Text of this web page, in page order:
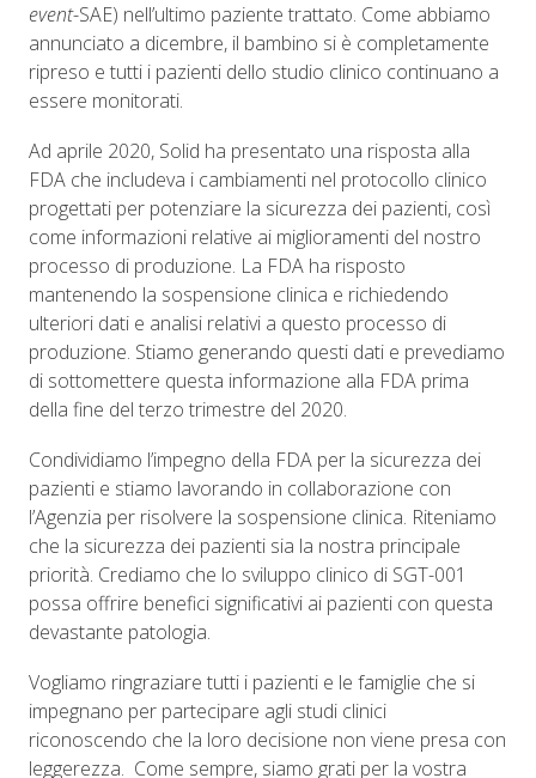
event-SAE) nell’ultimo paziente trattato. Come abbiamo
annunciato a dicembre, il bambino si è completamente
ripreso e tutti i pazienti dello studio clinico continuano a
essere monitorati.
Ad aprile 2020, Solid ha presentato una risposta alla
FDA che includeva i cambiamenti nel protocollo clinico
progettati per potenziare la sicurezza dei pazienti, così
come informazioni relative ai miglioramenti del nostro
processo di produzione. La FDA ha risposto
mantenendo la sospensione clinica e richiedendo
ulteriori dati e analisi relativi a questo processo di
produzione. Stiamo generando questi dati e prevediamo
di sottomettere questa informazione alla FDA prima
della fine del terzo trimestre del 2020.
Condividiamo l’impegno della FDA per la sicurezza dei
pazienti e stiamo lavorando in collaborazione con
l’Agenzia per risolvere la sospensione clinica. Riteniamo
che la sicurezza dei pazienti sia la nostra principale
priorità. Crediamo che lo sviluppo clinico di SGT-001
possa offrire benefici significativi ai pazienti con questa
devastante patologia.
Vogliamo ringraziare tutti i pazienti e le famiglie che si
impegnano per partecipare agli studi clinici
riconoscendo che la loro decisione non viene presa con
leggerezza. Come sempre, siamo grati per la vostra